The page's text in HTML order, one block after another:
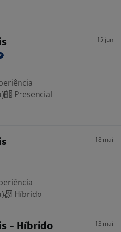
15 jun
Presencial
18 mai
Híbrido
- Híbrido 13 mai